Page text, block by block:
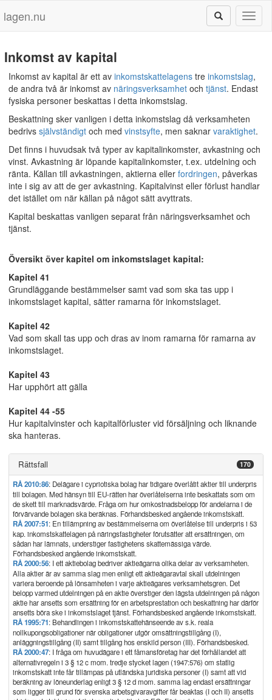
lagen.nu
Inkomst av kapital
Inkomst av kapital är ett av inkomstskattelagens tre inkomstslag,
de andra två är inkomst av näringsverksamhet och tjänst. Endast
fysiska personer beskattas i detta inkomstslag.
Beskattning sker vanligen i detta inkomstslag då verksamheten
bedrivs självständigt och med vinstsyfte, men saknar varaktighet.
Det finns i huvudsak två typer av kapitalinkomster, avkastning och
vinst. Avkastning är löpande kapitalinkomster, t.ex. utdelning och
ränta. Källan till avkastningen, aktierna eller fordringen, påverkas
inte i sig av att de ger avkastning. Kapitalvinst eller förlust handlar
det istället om när källan på något sätt avyttrats.
Kapital beskattas vanligen separat från näringsverksamhet och
tjänst.
Översikt över kapitel om inkomstslaget kapital:
Kapitel 41
Grundläggande bestämmelser samt vad som ska tas upp i
inkomstslaget kapital, sätter ramarna för inkomstslaget.
Kapitel 42
Vad som skall tas upp och dras av inom ramarna för ramarna av
inkomstslaget.
Kapitel 43
Har upphört att gälla
Kapitel 44 -55
Hur kapitalvinster och kapitalförluster vid försäljning och liknande
ska hanteras.
Rättsfall 170
RÅ 2010:86: Delägare i cypriotiska bolag har tidigare överlåtit aktier till underpris
till bolagen. Med hänsyn till EU-rätten har överlåtelserna inte beskattats som om
de skett till marknadsvärde. Fråga om hur omkostnadsbelopp för andelarna i de
förvärvande bolagen ska beräknas. Förhandsbesked angående inkomstskatt.
RÅ 2007:51: En tillämpning av bestämmelserna om överlåtelse till underpris i 53
kap. inkomstskattelagen på näringsfastigheter förutsätter att ersättningen, om
sådan har lämnats, understiger fastighetens skattemässiga värde.
Förhandsbesked angående inkomstskatt.
RÅ 2000:56: I ett aktiebolag bedriver aktieägarna olika delar av verksamheten.
Alla aktier är av samma slag men enligt ett aktieägaravtal skall utdelningen
variera beroende på lönsamheten i varje aktieägares verksamhetsgren. Det
belopp varmed utdelningen på en aktie överstiger den lägsta utdelningen på någon
aktie har ansetts som ersättning för en arbetsprestation och beskattning har därför
ansetts böra ske i inkomstslaget tjänst. Förhandsbesked angående inkomstskatt.
RÅ 1995:71: Behandlingen i inkomstskattehänseende av s.k. reala
nollkupongsobligationer när obligationer utgör omsättningstillgång (I),
anläggningstillgång (II) samt tillgång hos enskild person (III). Förhandsbesked.
RÅ 2000:47: I fråga om huvudägare i ett fåmansföretag har det förhållandet att
alternativregeln i 3 § 12 c mom. tredje stycket lagen (1947:576) om statlig
inkomstskatt inte får tillämpas på utländska juridiska personer (I) samt att vid
beräkning av löneunderlag enligt 3 § 12 d mom. samma lag endast ersättningar
som ligger till grund för svenska arbetsgivaravgifter får beaktas (I och II) ansetts